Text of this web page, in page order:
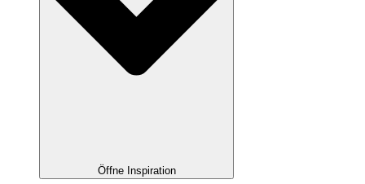
Öffne Inspiration